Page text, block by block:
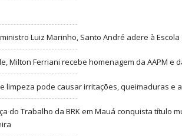
Luiz Marinho, Santo André adere à
Milton Ferriani recebe homenagem da AAPM e
limpeza pode causar irritações, queimaduras e
do Trabalho da BRK em Mauá conquista título